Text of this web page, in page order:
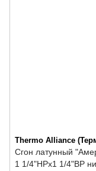
Thermo Alliance
Сгон латунный
1 1/4"НРх1 1/4"ВР